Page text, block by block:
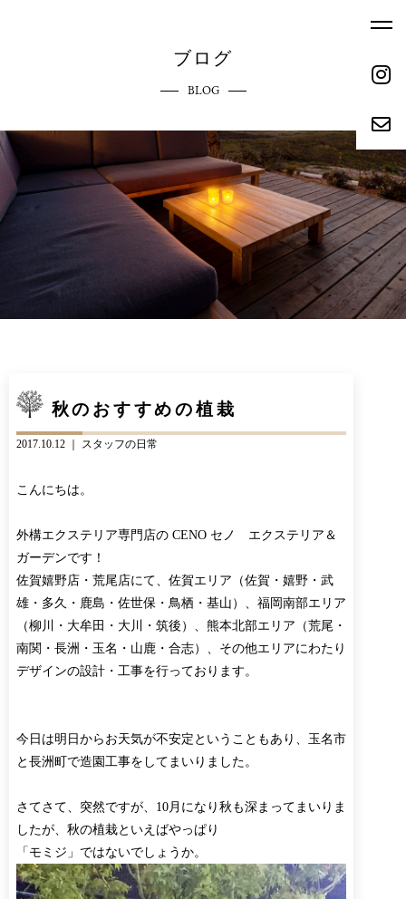
ホーム
HOME
エクステリアへのこだわり
COMMITMENT
参考価格
REFERENCE PRICE
施工実績
お問い合わせ
CONTACT
ブログ
BLOG
秋のおすすめの植栽
2017.10.12 ｜ スタッフの日常
こんにちは。
外構エクステリア専門店の CENO セノ エクステリア＆
ガーデンです！
佐賀嬉野店・荒尾店にて、佐賀エリア（佐賀・嬉野・武
雄・多久・鹿島・佐世保・鳥栖・基山）、福岡南部エリア
（柳川・大牟田・大川・筑後）、熊本北部エリア（荒尾・
南関・長洲・玉名・山鹿・合志）、その他エリアにわたり
デザインの設計・工事を行っております。
今日は明日からお天気が不安定ということもあり、玉名市
と長洲町で造園工事をしてまいりました。
さてさて、突然ですが、10月になり秋も深まってまいりま
したが、秋の植栽といえばやっぱり
「モミジ」ではないでしょうか。